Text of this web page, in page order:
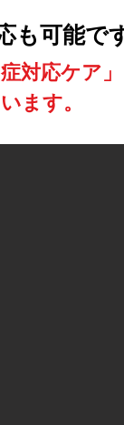
対応ケア
ます。
も可能で